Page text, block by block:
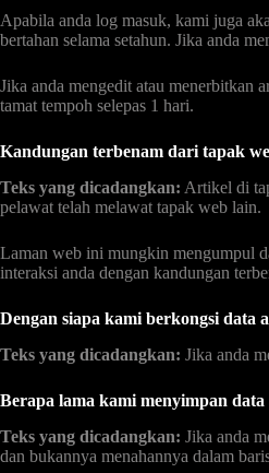
Apabila anda log masuk, kami juga
bertahan selama setahun. Jika anda
Jika anda mengedit atau menerbitkan
tamat tempoh selepas 1 hari.
Kandungan terbenam dari tapak
Teks yang dicadangkan: Artikel di
pelawat telah melawat tapak web lain.
Laman web ini mungkin mengumpul
interaksi anda dengan kandungan
Dengan siapa kami berkongsi data
Teks yang dicadangkan: Jika anda
Berapa lama kami menyimpan data
Teks yang dicadangkan: Jika anda
dan bukannya menahannya dalam